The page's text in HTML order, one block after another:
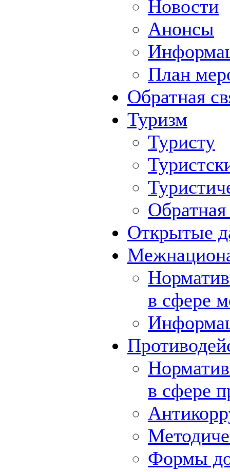
Новости
Анонсы
План
Обратная
Туризм
Туристу
Обратная
Открытые
в сфере
в сфере
Формы